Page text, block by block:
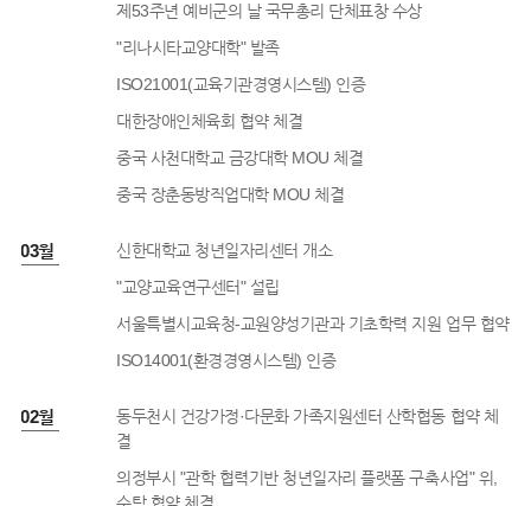
제53주년 예비군의 날 국무총리 단체표창 수상
"리나시타교양대학" 발족
ISO21001(교육기관경영시스템) 인증
대한장애인체육회 협약 체결
중국 사천대학교 금강대학 MOU 체결
중국 장춘동방직업대학 MOU 체결
03월
신한대학교 청년일자리센터 개소
"교양교육연구센터" 설립
서울특별시교육청-교원양성기관과 기초학력 지원 업무 협약
ISO14001(환경경영시스템) 인증
02월
동두천시 건강가정·다문화 가족지원센터 산학협동 협약 체
결
의정부시 "관학 협력기반 청년일자리 플랫폼 구축사업" 위,